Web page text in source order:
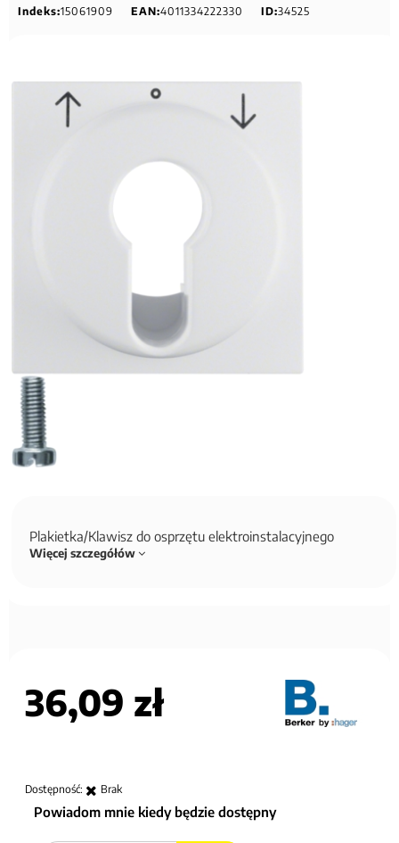
Indeks:15061909 EAN:4011334222330 ID:34525
Plakietka/Klawisz do osprzętu elektroinstalacyjnego
Więcej szczegółów
36,09 zł
Dostępność: Brak
Powiadom mnie kiedy będzie dostępny